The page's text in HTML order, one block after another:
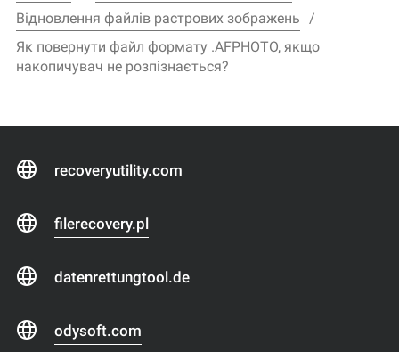
Відновлення файлів растрових зображень
Як повернути файл формату .AFPHOTO, якщо
накопичувач не розпізнається?
recoveryutility.com
filerecovery.pl
datenrettungtool.de
odysoft.com